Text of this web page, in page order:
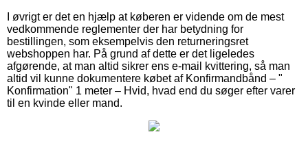
I øvrigt er det en hjælp at køberen er vidende om de mest
vedkommende reglementer der har betydning for
bestillingen, som eksempelvis den returneringsret
webshoppen har. På grund af dette er det ligeledes
afgørende, at man altid sikrer ens e-mail kvittering, så man
altid vil kunne dokumentere købet af Konfirmandbånd – "
Konfirmation" 1 meter – Hvid, hvad end du søger efter varer
til en kvinde eller mand.